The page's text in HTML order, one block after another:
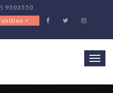
9303550